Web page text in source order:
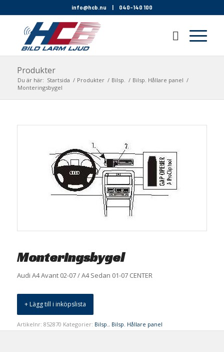
info@hcb.nu | 040-140 100
Produkter
Du är här: Startsida / Produkter / Bilsp. / Bilsp. Hållare panel /
Monteringsbygel
Monteringsbygel
Audi A4 Avant 02-07 / A4 Sedan 01-07 CENTER
+ Lägg till i inköpslista
Artikelnr: 852870 Kategorier: Bilsp., Bilsp. Hållare panel